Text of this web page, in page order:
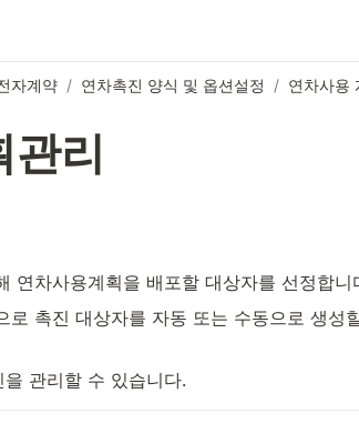
자계약 / 연차촉진 양식 및 옵션설정 / 연차사용
관리
연차사용계획을 배포할 대상자를 선정합니
로 촉진 대상자를 자동 또는 수동으로 생성
관리할 수 있습니다.